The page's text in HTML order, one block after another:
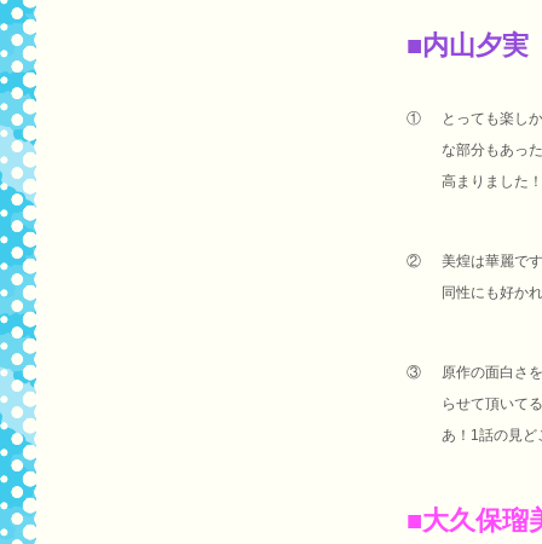
■内山夕実
①
とっても楽し
な部分もあっ
高まりました！
②
美煌は華麗で
同性にも好か
③
原作の面白さ
らせて頂いて
あ！1話の見ど
■大久保瑠